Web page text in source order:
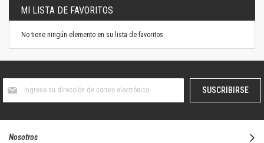
MI LISTA DE FAVORITOS
No tiene ningún elemento en su lista de favoritos.
boletín
SUSCRIBIRSE
Nosotros